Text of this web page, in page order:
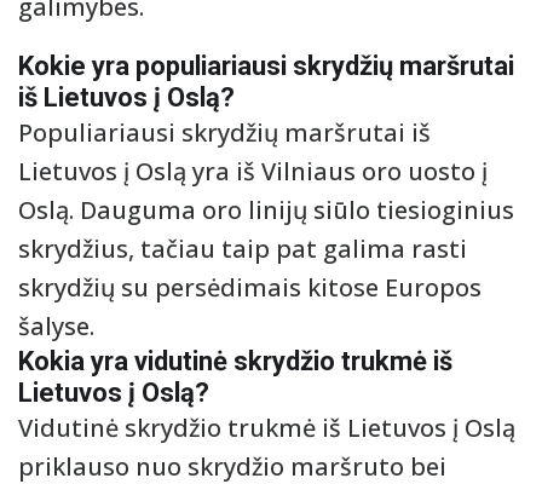
galimybes.
Kokie yra populiariausi skrydžių maršrutai
iš Lietuvos į Oslą?
Populiariausi skrydžių maršrutai iš
Lietuvos į Oslą yra iš Vilniaus oro uosto į
Oslą. Dauguma oro linijų siūlo tiesioginius
skrydžius, tačiau taip pat galima rasti
skrydžių su persėdimais kitose Europos
šalyse.
Kokia yra vidutinė skrydžio trukmė iš
Lietuvos į Oslą?
Vidutinė skrydžio trukmė iš Lietuvos į Oslą
priklauso nuo skrydžio maršruto bei